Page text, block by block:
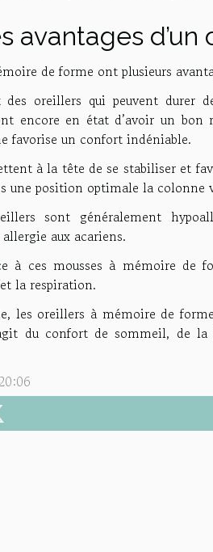
avantages
de forme ont plusieurs
des oreillers qui peuvent durer
encore en état d’avoir un
favorise un confort indéniable.
à la tête de se stabiliser et
une position optimale la colonne
sont généralement
aux acariens.
à ces mousses à mémoire
la respiration.
les oreillers à mémoire de
du confort de sommeil, de